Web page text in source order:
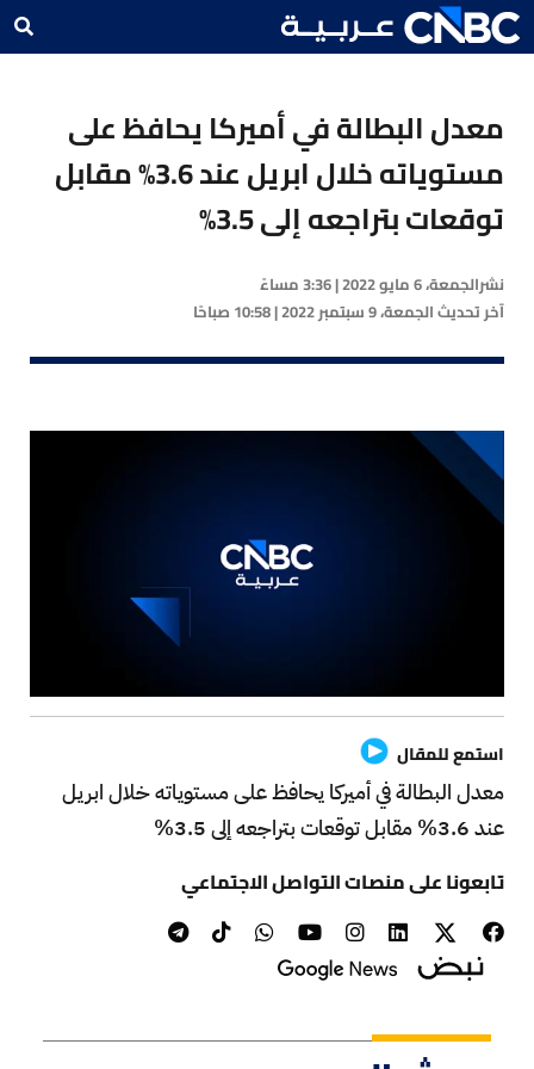
معدل البطالة في أميركا يحافظ على
مستوياته خلال ابريل عند 3.6% مقابل
توقعات بتراجعه إلى 3.5%
نشرالجمعة، 6 مايو 2022 | 3:36 مساءً
آخر تحديثالجمعة، 9 سبتمبر 2022 | 10:58 صباحًا
استمع للمقال
معدل البطالة في أميركا يحافظ على مستوياته خلال ابريل
عند 3.6% مقابل توقعات بتراجعه إلى 3.5%
تابعونا على منصات التواصل الاجتماعي